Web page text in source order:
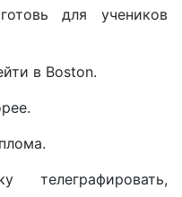
для учеников
в Boston.